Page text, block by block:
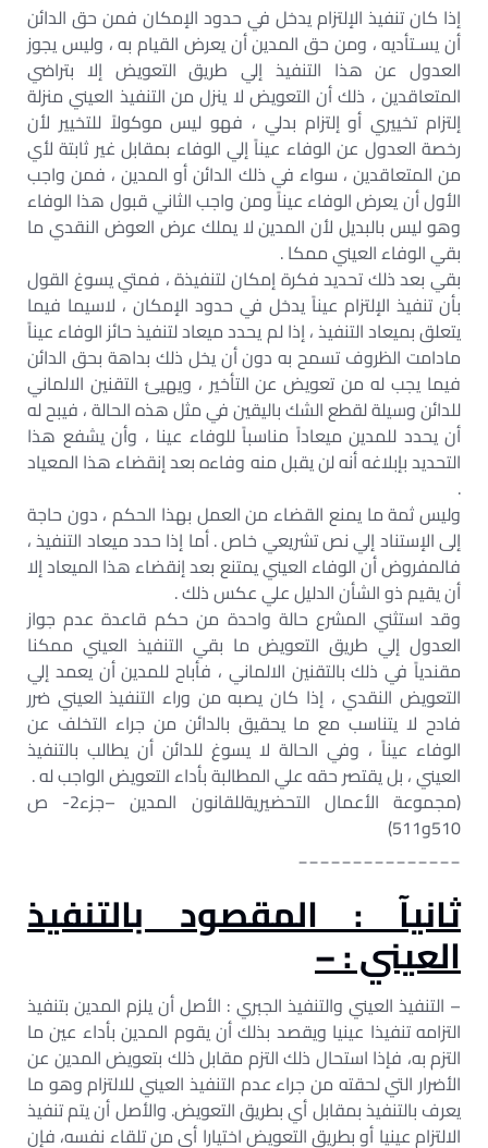
إذا كان تنفيذ الإلتزام يدخل في حدود الإمكان فمن حق الدائن
أن يسـتأديه ، ومن حق المدين أن يعرض القيام به ، وليس يجوز
العدول عن هذا التنفيذ إلي طريق التعويض إلا بتراضي
المتعاقدين ، ذلك أن التعويض لا ينزل من التنفيذ العيني منزلة
إلتزام تخييري أو إلتزام بدلي ، فهو ليس موكولاً للتخيير لأن
رخصة العدول عن الوفاء عيناً إلي الوفاء بمقابل غير ثابتة لأي
من المتعاقدين ، سواء في ذلك الدائن أو المدين ، فمن واجب
الأول أن يعرض الوفاء عيناً ومن واجب الثاني قبول هذا الوفاء
وهو ليس بالبديل لأن المدين لا يملك عرض العوض النقدي ما
بقي الوفاء العيني ممكا .
بقي بعد ذلك تحديد فكرة إمكان لتنفيذة ، فمتي يسوغ القول
بأن تنفيذ الإلتزام عيناً يدخل في حدود الإمكان ، لاسيما فيما
يتعلق بميعاد التنفيذ ، إذا لم يحدد ميعاد لتنفيذ حائز الوفاء عيناً
مادامت الظروف تسمح به دون أن يخل ذلك بداهة بحق الدائن
فيما يجب له من تعويض عن التأخير ، ويهيئ التقنين الالماني
للدائن وسيلة لقطع الشك باليقين في مثل هذه الحالة ، فيبح له
أن يحدد للمدين ميعاداً مناسباً للوفاء عينا ، وأن يشفع هذا
التحديد بإبلاغه أنه لن يقبل منه وفاءه بعد إنقضاء هذا المعياد
.
وليس ثمة ما يمنع القضاء من العمل بهذا الحكم ، دون حاجة
إلى الإستناد إلي نص تشريعي خاص . أما إذا حدد ميعاد التنفيذ ،
فالمفروض أن الوفاء العيني يمتنع بعد إنقضاء هذا الميعاد إلا
أن يقيم ذو الشأن الدليل علي عكس ذلك .
وقد استثني المشرع حالة واحدة من حكم قاعدة عدم جواز
العدول إلي طريق التعويض ما بقي التنفيذ العيني ممكنا
مقندياً في ذلك بالتقنين الالماني ، فأباح للمدين أن يعمد إلي
التعويض النقدي ، إذا كان يصبه من وراء التنفيذ العيني ضرر
فادح لا يتناسب مع ما يحقيق بالدائن من جراء التخلف عن
الوفاء عيناً ، وفي الحالة لا يسوغ للدائن أن يطالب بالتنفيذ
العيني ، بل يقتصر حقه علي المطالبة بأداء التعويض الواجب له .
(مجموعة الأعمال التحضيريةللقانون المدين –جزء2- ص
510و511)
_______________
ثانيآ : المقصود بالتنفيذ
العيني : –
– التنفيذ العيني والتنفيذ الجبري : الأصل أن يلزم المدين بتنفيذ
التزامه تنفيذا عينيا ويقصد بذلك أن يقوم المدين بأداء عين ما
التزم به، فإذا استحال ذلك التزم مقابل ذلك بتعويض المدين عن
الأضرار التي لحقته من جراء عدم التنفيذ العيني للالتزام وهو ما
يعرف بالتنفيذ بمقابل أي بطريق التعويض. والأصل أن يتم تنفيذ
الالتزام عينيا أو بطريق التعويض اختيارا أي من تلقاء نفسه، فإن